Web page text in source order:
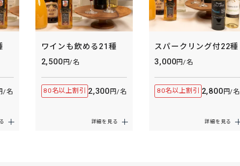
/名
ワインも飲める21種
2,500 円/名
80名以上割引 2,300 円/名
詳細を見る
スパークリング付22種
3,000円/名
80名以上割引 2,800 円/名
詳細を見る